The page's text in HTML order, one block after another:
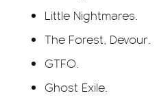
Little Nightmares.
The Forest, Devour.
GTFO.
Ghost Exile.